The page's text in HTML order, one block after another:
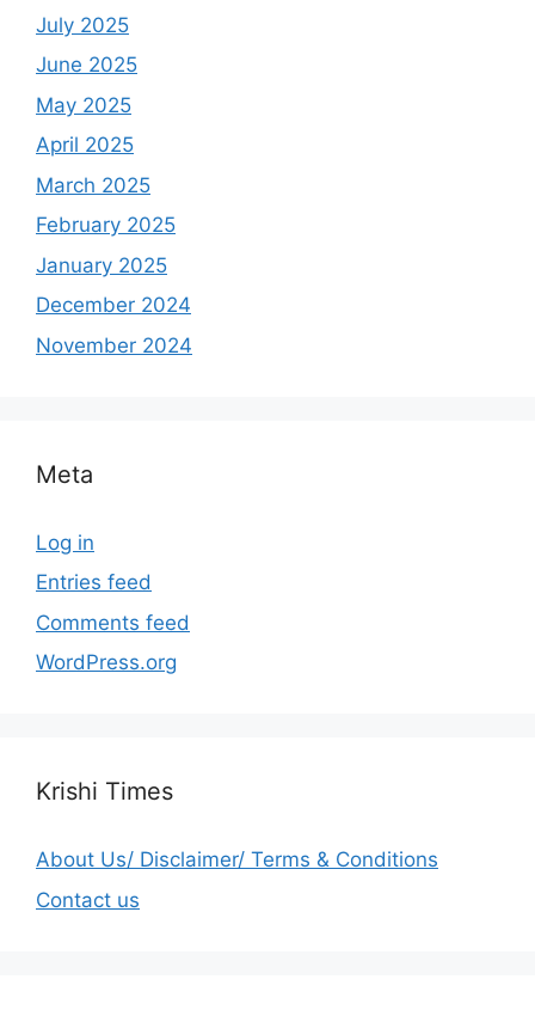
July 2025
June 2025
May 2025
April 2025
March 2025
February 2025
January 2025
December 2024
November 2024
Meta
Log in
Entries feed
Comments feed
WordPress.org
Krishi Times
About Us/ Disclaimer/ Terms & Conditions
Contact us